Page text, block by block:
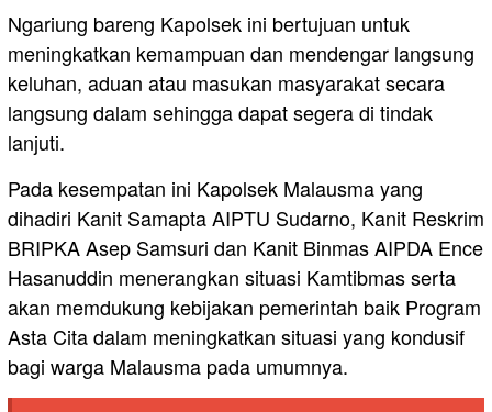
Ngariung bareng Kapolsek ini bertujuan untuk
meningkatkan kemampuan dan mendengar langsung
keluhan, aduan atau masukan masyarakat secara
langsung dalam sehingga dapat segera di tindak
lanjuti.
Pada kesempatan ini Kapolsek Malausma yang
dihadiri Kanit Samapta AIPTU Sudarno, Kanit Reskrim
BRIPKA Asep Samsuri dan Kanit Binmas AIPDA Ence
Hasanuddin menerangkan situasi Kamtibmas serta
akan memdukung kebijakan pemerintah baik Program
Asta Cita dalam meningkatkan situasi yang kondusif
bagi warga Malausma pada umumnya.